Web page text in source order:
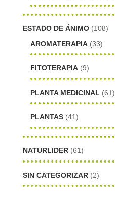
ESTADO DE ÁNIMO (108)
AROMATERAPIA (33)
FITOTERAPIA (9)
PLANTA MEDICINAL (61)
PLANTAS (41)
NATURLIDER (61)
SIN CATEGORIZAR (2)